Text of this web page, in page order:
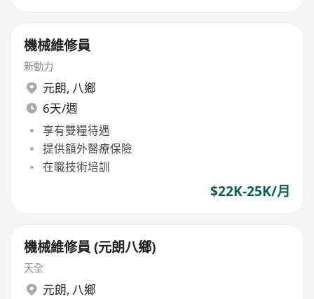
機械維修員
新動力
元朗, 八鄉
6天/週
享有雙糧待遇
提供額外醫療保險
在職技術培訓
$22K-25K/月
機械維修員 (元朗八鄉)
天全
元朗, 八鄉